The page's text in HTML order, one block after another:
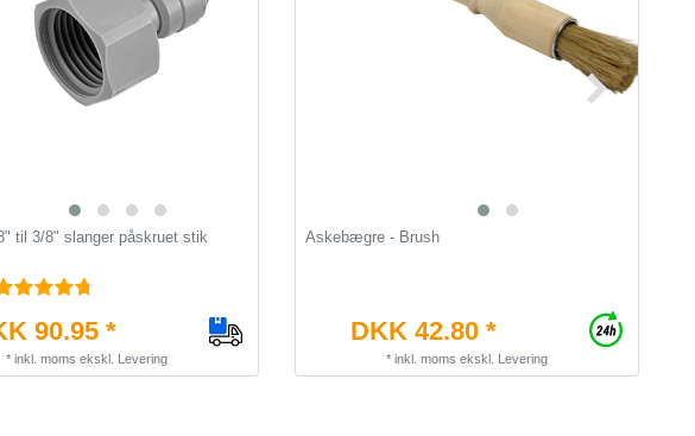
til 3/8" slanger påskruet stik
90.95 *
* inkl. moms ekskl. Levering
Askebægre - Brush
DKK 42.80 *
* inkl. moms ekskl. Levering